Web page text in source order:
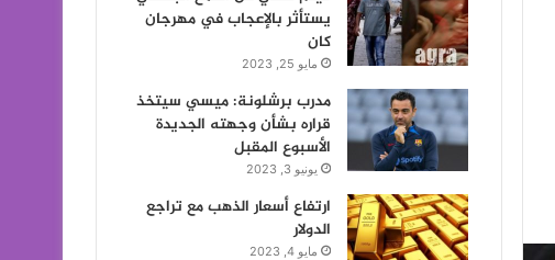
يستأثر بالإعجاب في مهرجان
كان
مايو 25, 2023
مدرب برشلونة: ميسي سيتخذ
قراره بشأن وجهته الجديدة
الأسبوع المقبل
يونيو 3, 2023
ارتفاع أسعار الذهب مع تراجع
الدولار
مايو 4, 2023